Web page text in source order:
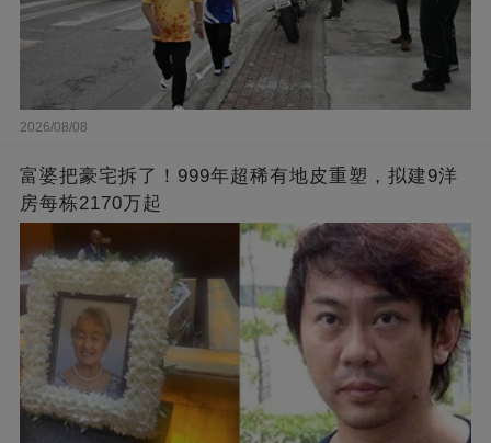
2026/08/08
富婆把豪宅拆了！999年超稀有地皮重塑，拟建9洋
房每栋2170万起